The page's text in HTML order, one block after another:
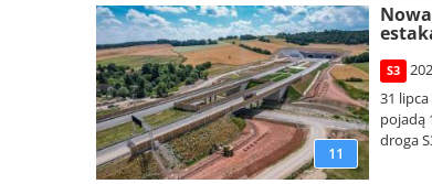
11
S3
31
pojadą
droga